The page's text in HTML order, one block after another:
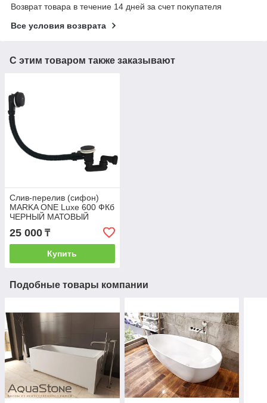
Возврат товара в течение 14 дней за счет покупателя
Все условия возврата
С этим товаром также заказывают
Слив-перелив (сифон)
MARKA ONE Luxe 600 ФКб
ЧЕРНЫЙ МАТОВЫЙ
25 000 ₸
Купить
Подобные товары компании